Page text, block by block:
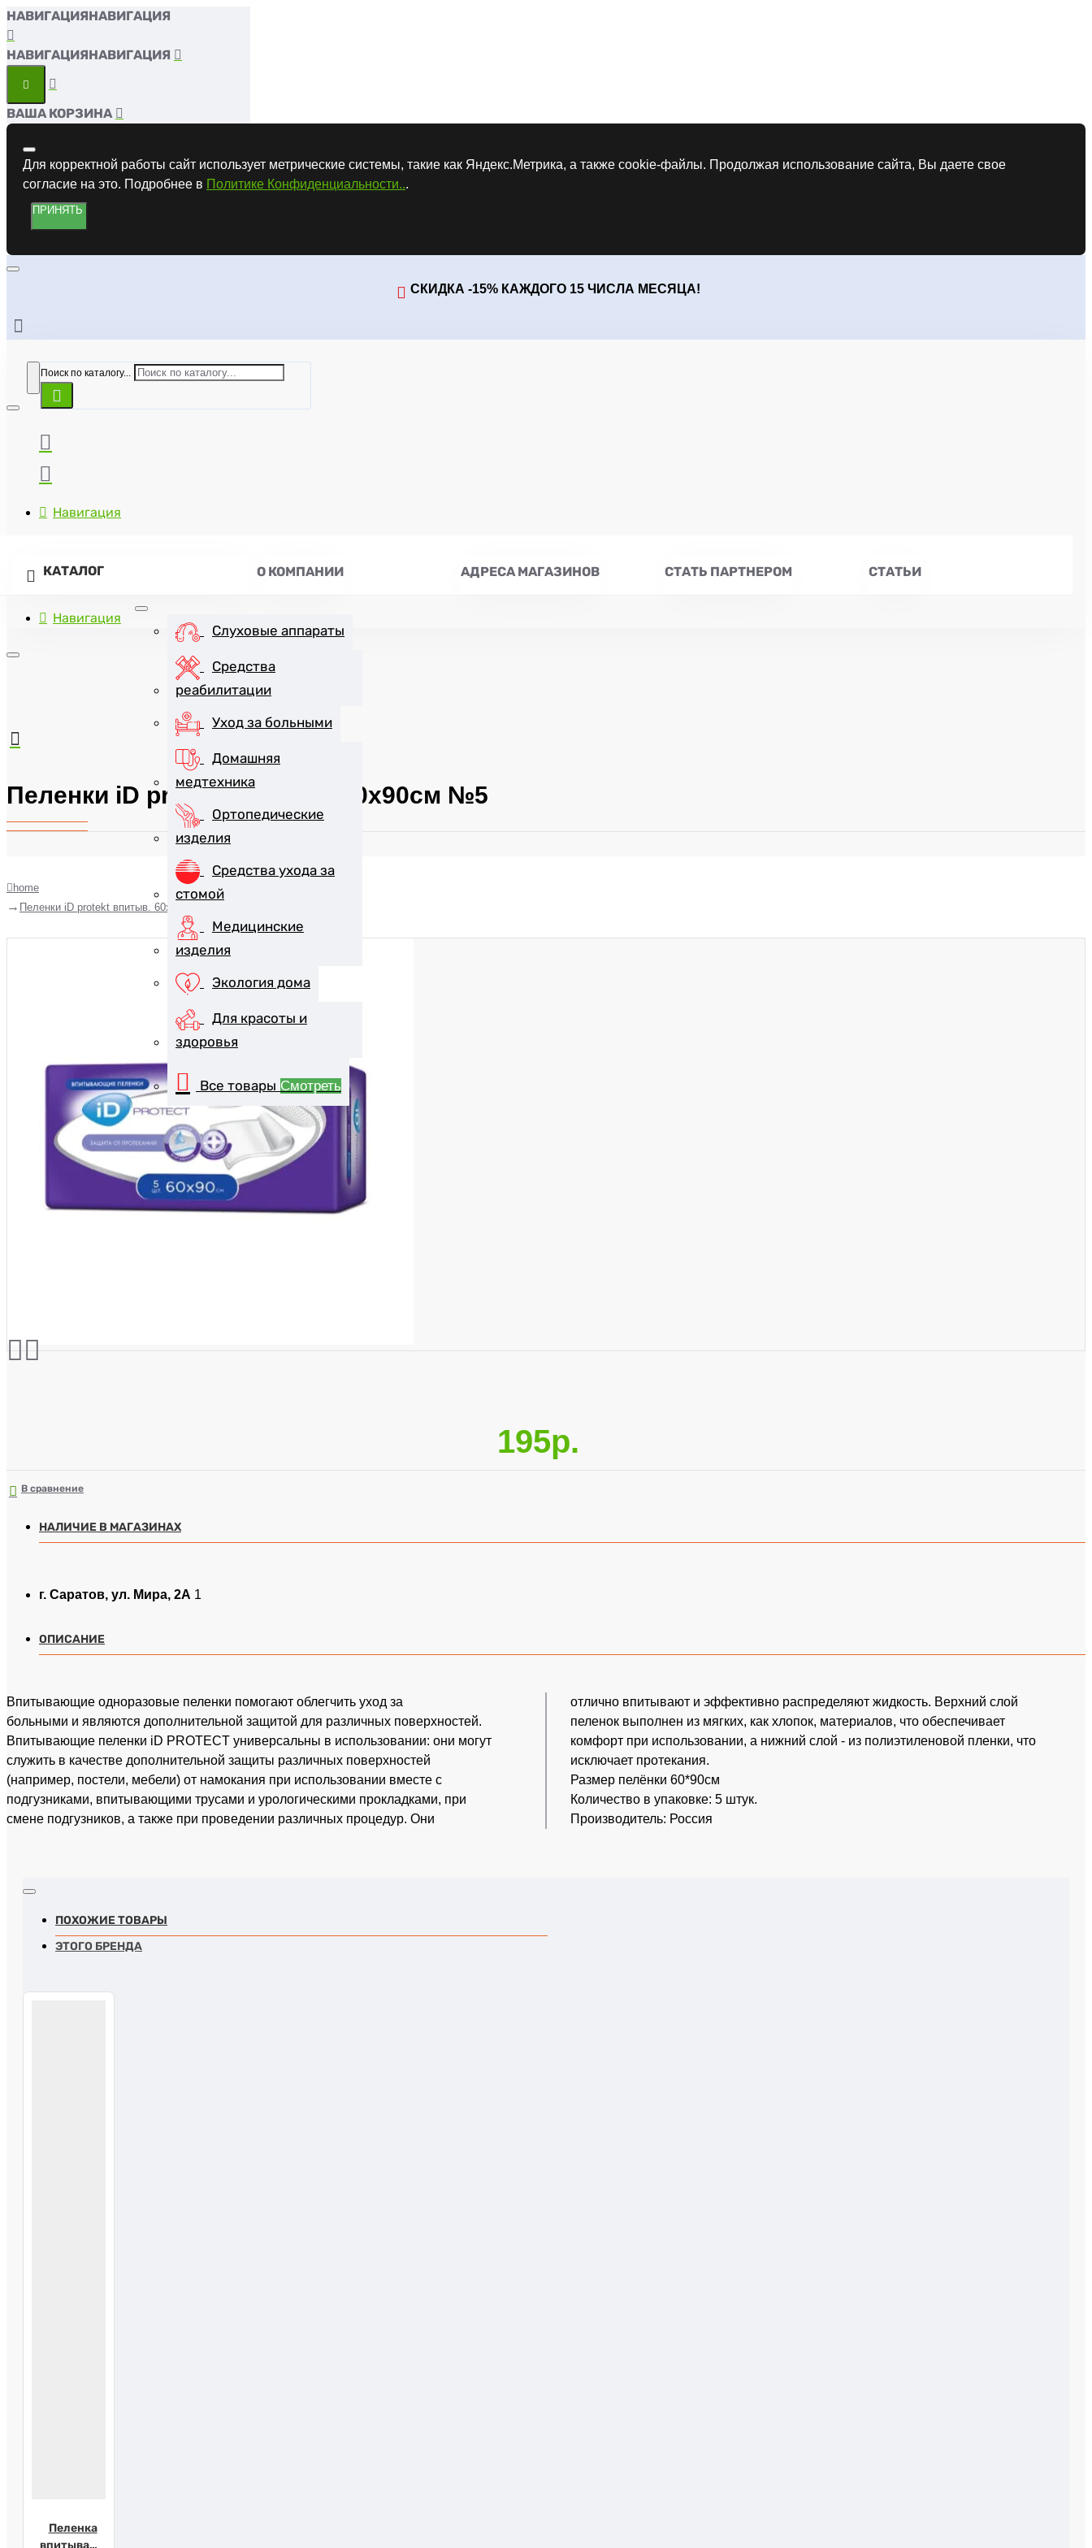
НАВИГАЦИЯ
НАВИГАЦИЯ
ВАША КОРЗИНА
Для корректной работы сайт использует метрические системы, такие как Яндекс.Метрика, а также cookie-файлы. Продолжая использование сайта, Вы даете свое
согласие на это. Подробнее в Политике Конфиденциальности...
ПРИНЯТЬ
СКИДКА -15% КАЖДОГО 15 ЧИСЛА МЕСЯЦА!
Поиск по каталогу...
Навигация
КАТАЛОГ
Слуховые аппараты
Средства
реабилитации
Уход за больными
Домашняя
медтехника
Ортопедические
изделия
Средства ухода за
стомой
Медицинские
изделия
Экология дома
Для красоты и
здоровья
Все товары Смотреть
О КОМПАНИИ АДРЕСА МАГАЗИНОВ СТАТЬ ПАРТНЕРОМ СТАТЬИ
Навигация
Пеленки iD protekt впитыв. 60х90см №5
home
Пеленки iD protekt впитыв. 60х90см №5
195р.
В сравнение
НАЛИЧИЕ В МАГАЗИНАХ
г. Саратов, ул. Мира, 2А 1
ОПИСАНИЕ
Впитывающие одноразовые пеленки помогают облегчить уход за
больными и являются дополнительной защитой для различных поверхностей.
Впитывающие пеленки iD PROTECT универсальны в использовании: они могут
служить в качестве дополнительной защиты различных поверхностей
(например, постели, мебели) от намокания при использовании вместе с
подгузниками, впитывающими трусами и урологическими прокладками, при
смене подгузников, а также при проведении различных процедур. Они
отлично впитывают и эффективно распределяют жидкость. Верхний слой
пеленок выполнен из мягких, как хлопок, материалов, что обеспечивает
комфорт при использовании, а нижний слой - из полиэтиленовой пленки, что
исключает протекания.
Размер пелёнки 60*90см
Количество в упаковке: 5 штук.
Производитель: Россия
ПОХОЖИЕ ТОВАРЫ
ЭТОГО БРЕНДА
Пеленка
впитывающая